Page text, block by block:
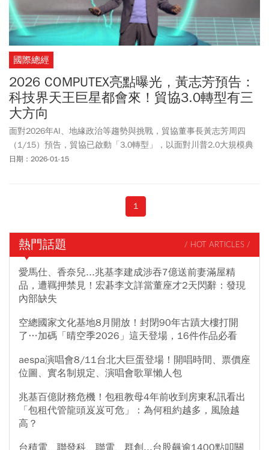
國際總經
2026 COMPUTEX亮點曝光，黃志芳預告：
科技界天王巨星都會來！貿協3.0轉型有三
大方向
面對2026年AI、地緣政治等趨勢與挑戰，貿協董事長黃志芳周四
（1/15）預告，貿協已啟動「3.0轉型」，以面對川普2.0大規模典
範轉移時代。黃志芳說明，「貿協3.0」轉型三大方向，包括要成為
者、風險管理引導者」。黃志芳也預告，2026年台北國際電腦展
（COMPUTEX）將盛況可期。他說，今年將首度單獨設置「AI
界巨星、CEO，出席參與論壇與主題演講。
日期：2026-01-15
1
熱門話題 / HOT ARTICLES /
愛馬仕、香奈兒...兆基李建成涉吞7億送前妻滿屋精
品，遭羈押禁見！宏碁李文詳當董座才2天閃辭：發現
內部缺失
空總國家文化基地8月開放！封閉90年古蹟大樓打開
了…加碼「晴空季2026」這天登場，16件作品必看
aespa演唱會8/11台北大巨蛋登場！開唱時間、票價座
位圖、實名制規定、演唱會歌單懶人包
兆基百億財務危機！包租教母4年前收到房東私訊看出
「包租代管龍頭岌岌可危」：為何租約越多，風險越
高？